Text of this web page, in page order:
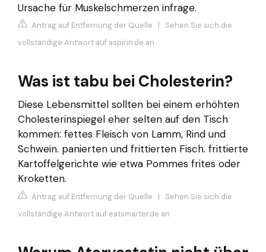
Ursache für Muskelschmerzen infrage.
Antrag auf Entfernung der Quelle | Sehen Sie sich die
vollständige Antwort auf aspirin.de an
Was ist tabu bei Cholesterin?
Diese Lebensmittel sollten bei einem erhöhten
Cholesterinspiegel eher selten auf den Tisch
kommen: fettes Fleisch von Lamm, Rind und
Schwein. panierten und frittierten Fisch. frittierte
Kartoffelgerichte wie etwa Pommes frites oder
Kroketten.
Antrag auf Entfernung der Quelle | Sehen Sie sich die
vollständige Antwort auf eatsmarter.de an